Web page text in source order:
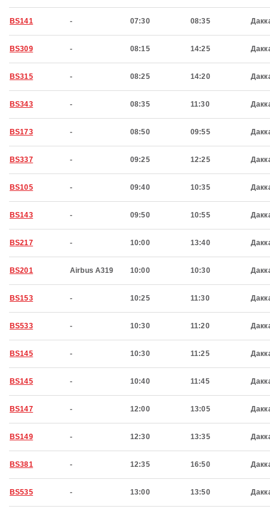
BS141 - 07:30 08:35
BS309 - 08:15 14:25
BS315 - 08:25 14:20
BS343 - 08:35 11:30
BS173 - 08:50 09:55
BS337 - 09:25 12:25
BS105 - 09:40 10:35
BS143 - 09:50 10:55
BS217 - 10:00 13:40
BS201 Airbus A319 10:00 10:30
BS153 - 10:25 11:30
BS533 - 10:30 11:20
BS145 - 10:30 11:25
BS145 - 10:40 11:45
BS147 - 12:00 13:05
BS149 - 12:30 13:35
BS381 - 12:35 16:50
BS535 - 13:00 13:50